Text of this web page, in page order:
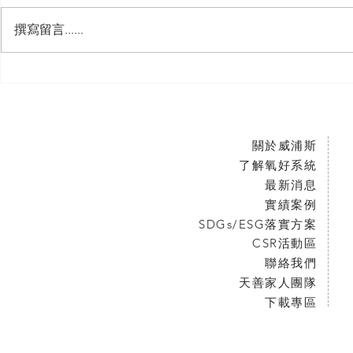
撰寫留言......
關於威浦斯
了解氧好系統
最新消息
實績案例
SDGs/ESG落實方案
CSR活動區
聯絡我們
天善家人團隊
下載專區